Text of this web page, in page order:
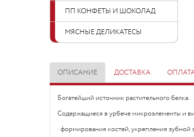
ПП КОНФЕТЫ И ШОКОЛАД
МЯСНЫЕ ДЕЛИКАТЕСЫ
ОПИСАНИЕ ДОСТАВКА
Богатейший источник растительного белка.
Содержащиеся в урбече микроэлементы и
· формирования костей, укрепления